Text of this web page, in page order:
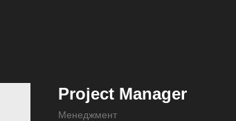
Project Manager
Менеджмент